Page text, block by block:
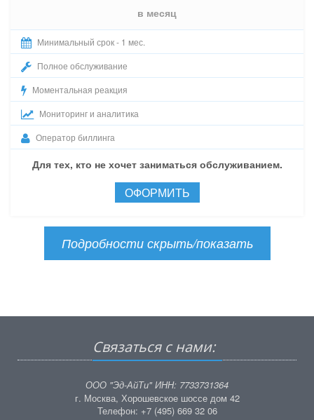
в месяц
Минимальный срок - 1 мес.
Полное обслуживание
Моментальная реакция
Мониторинг и аналитика
Оператор биллинга
Для тех, кто не хочет заниматься обслуживанием.
ОФОРМИТЬ
Подробности скрыть/показать
Связаться с нами:
ООО "Эд-АйТи" ИНН: 7733731364
г. Москва, Хорошевское шоссе дом 42
Телефон: +7 (495) 669 32 06